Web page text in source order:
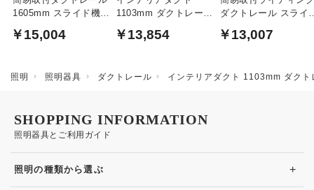
1605mm スライド機能
￥15,004
1103mm ダクトレール
￥13,854
ダクトレール スライ
ク
￥13,007
照明 照明器具 ダクトレール インテリアダクト 1103mm ダクト
照明器具とご利用ガイド
SHOPPING INFORMATION
照明の種類から選ぶ +